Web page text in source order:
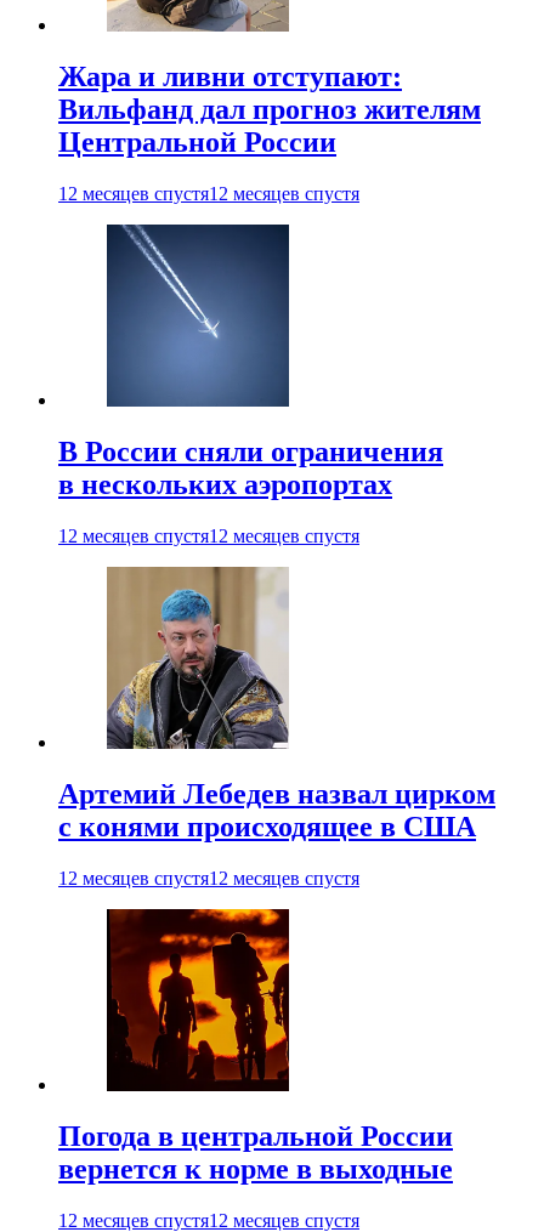
Жара и ливни отступают:
Вильфанд дал прогноз жителям
Центральной России
12 месяцев спустя12 месяцев спустя
В России сняли ограничения
в нескольких аэропортах
12 месяцев спустя12 месяцев спустя
Артемий Лебедев назвал цирком
с конями происходящее в США
12 месяцев спустя12 месяцев спустя
Погода в центральной России
вернется к норме в выходные
12 месяцев спустя12 месяцев спустя